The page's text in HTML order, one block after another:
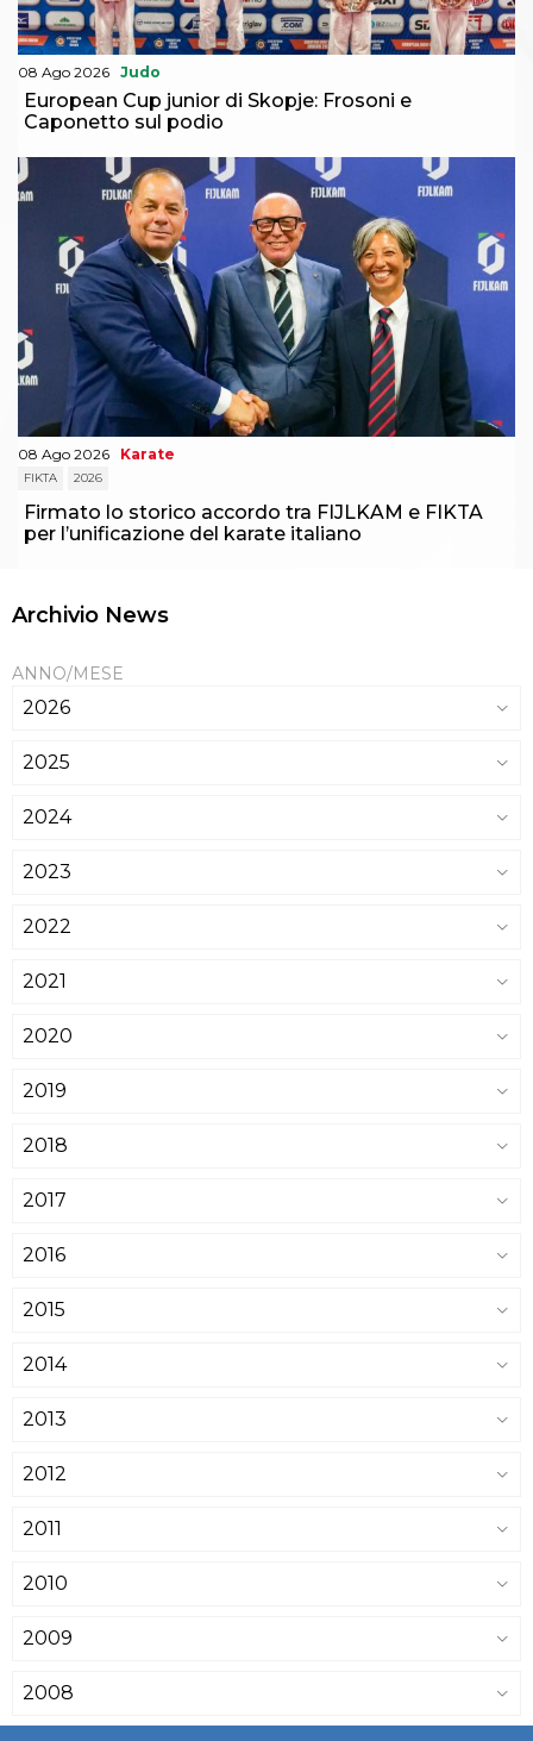
08 Ago 2026 Judo
European Cup junior di Skopje: Frosoni e
Caponetto sul podio
08 Ago 2026 Karate
FIKTA 2026
Firmato lo storico accordo tra FIJLKAM e FIKTA
per l’unificazione del karate italiano
Archivio News
ANNO/MESE
2026
2025
2024
2023
2022
2021
2020
2019
2018
2017
2016
2015
2014
2013
2012
2011
2010
2009
2008